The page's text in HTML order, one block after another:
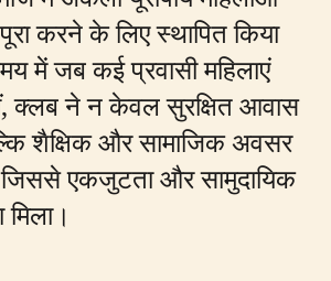
करने के लिए स्थापित किया
में जब कई प्रवासी महिलाएं
क्लब ने न केवल सुरक्षित आवास
शैक्षिक और सामाजिक अवसर
जिससे एकजुटता और सामुदायिक
मिला।